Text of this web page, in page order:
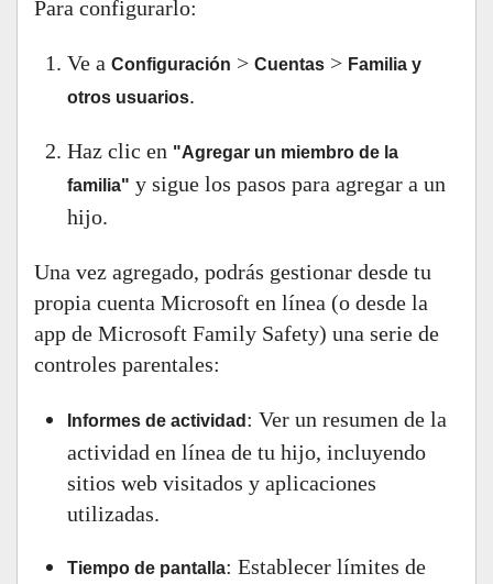
Para configurarlo:
Ve a Configuración > Cuentas > Familia y
otros usuarios.
Haz clic en "Agregar un miembro de la
familia" y sigue los pasos para agregar a un
hijo.
Una vez agregado, podrás gestionar desde tu
propia cuenta Microsoft en línea (o desde la
app de Microsoft Family Safety) una serie de
controles parentales:
Informes de actividad : Ver un resumen de la
actividad en línea de tu hijo, incluyendo
sitios web visitados y aplicaciones
utilizadas.
Tiempo de pantalla: Establecer límites de